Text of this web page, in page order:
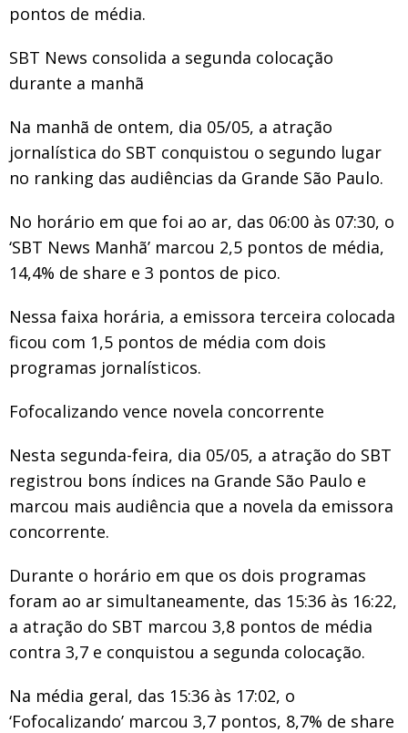
pontos de média.
SBT News consolida a segunda colocação
durante a manhã
Na manhã de ontem, dia 05/05, a atração
jornalística do SBT conquistou o segundo lugar
no ranking das audiências da Grande São Paulo.
No horário em que foi ao ar, das 06:00 às 07:30, o
‘SBT News Manhã’ marcou 2,5 pontos de média,
14,4% de share e 3 pontos de pico.
Nessa faixa horária, a emissora terceira colocada
ficou com 1,5 pontos de média com dois
programas jornalísticos.
Fofocalizando vence novela concorrente
Nesta segunda-feira, dia 05/05, a atração do SBT
registrou bons índices na Grande São Paulo e
marcou mais audiência que a novela da emissora
concorrente.
Durante o horário em que os dois programas
foram ao ar simultaneamente, das 15:36 às 16:22,
a atração do SBT marcou 3,8 pontos de média
contra 3,7 e conquistou a segunda colocação.
Na média geral, das 15:36 às 17:02, o
‘Fofocalizando’ marcou 3,7 pontos, 8,7% de share